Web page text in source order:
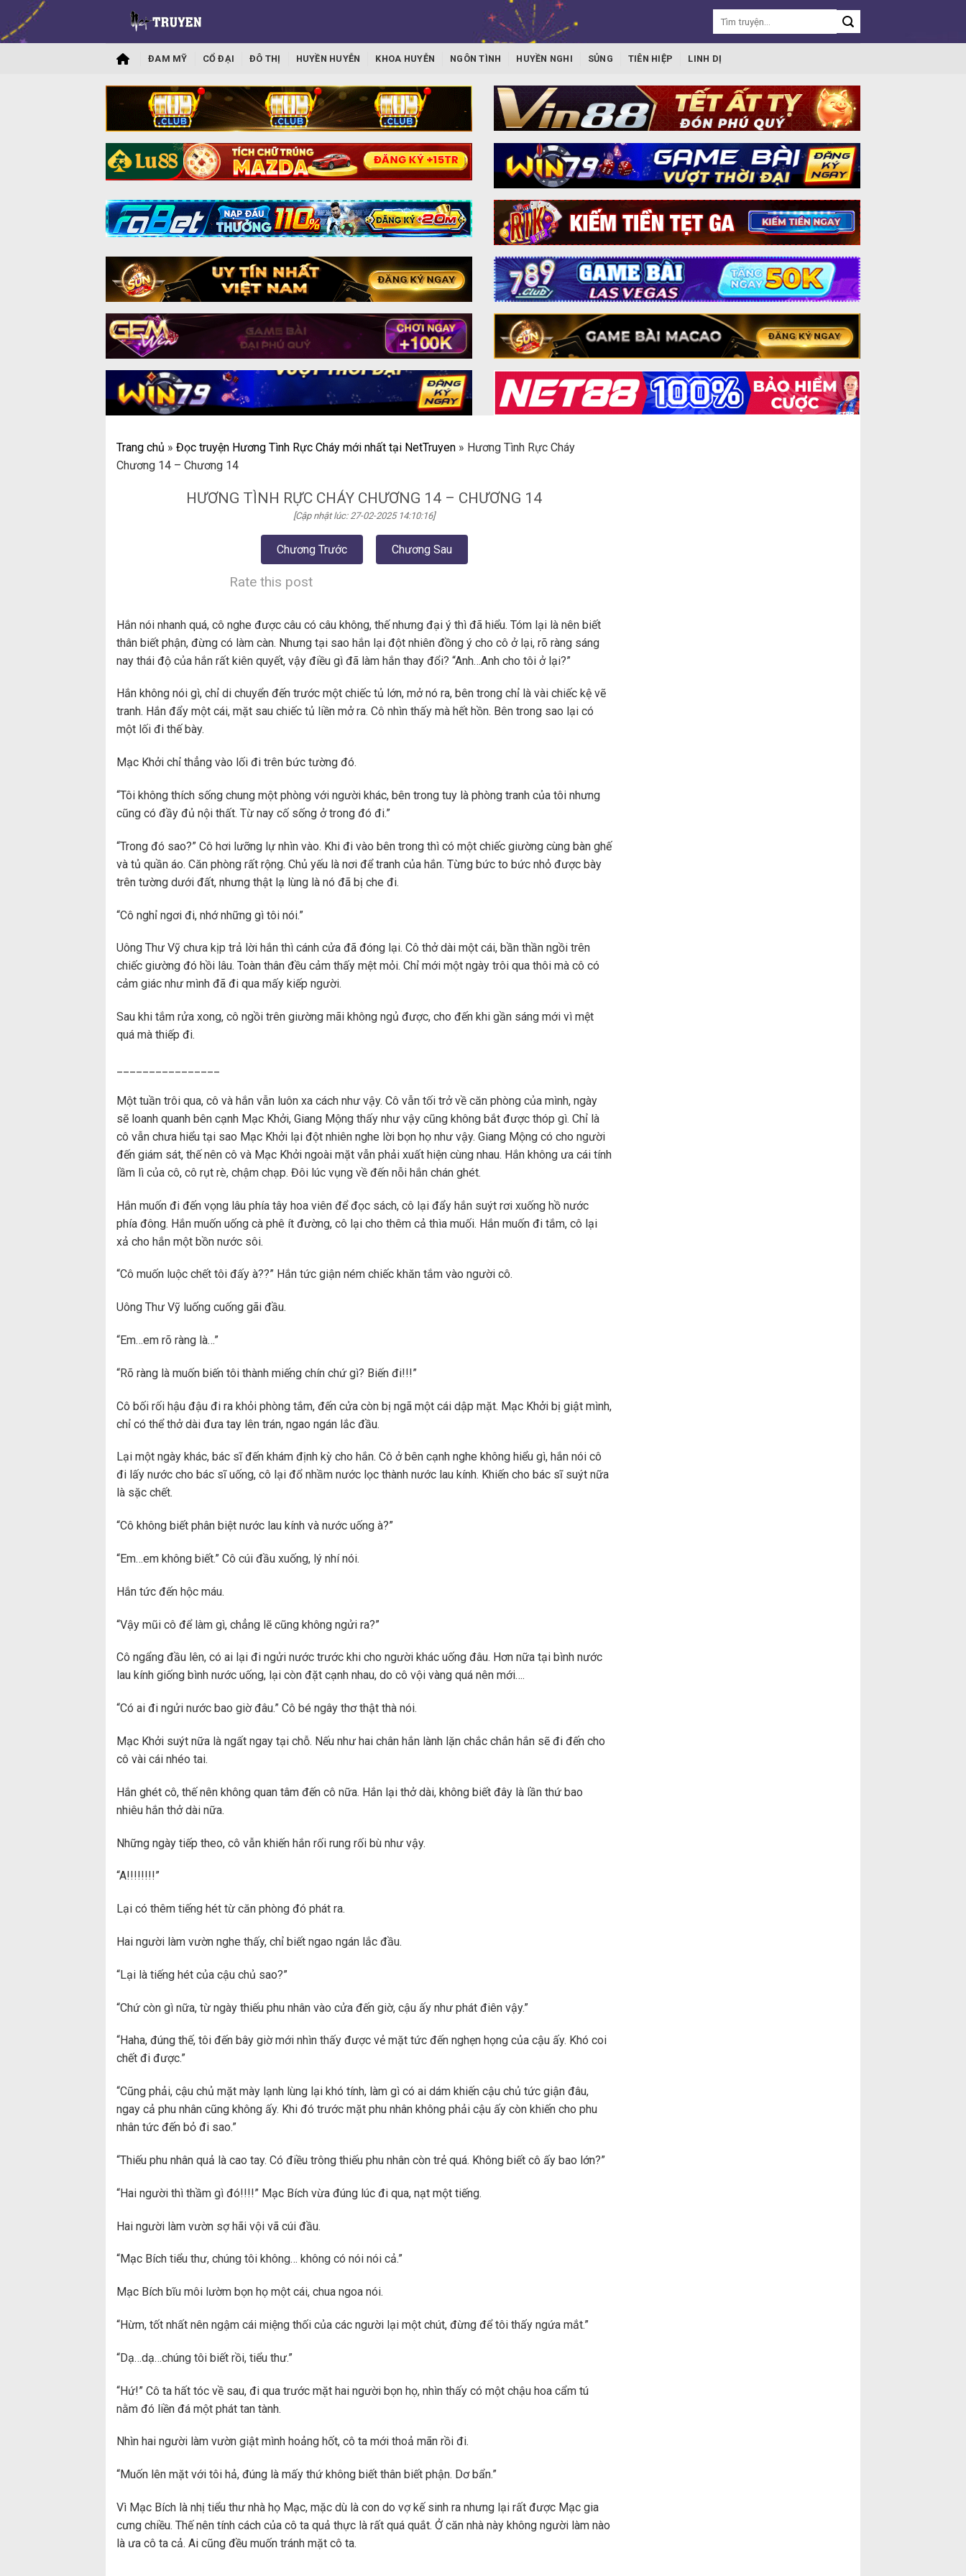
ĐAM MỸ CỔ ĐẠI ĐÔ THỊ HUYỀN HUYỄN KHOA HUYỄN NGÔN TÌNH HUYỀN NGHI SỦNG TIÊN HIỆP LINH DỊ
Trang chủ » Đọc truyện Hương Tình Rực Cháy mới nhất tại NetTruyen » Hương Tình Rực Cháy
Chương 14 – Chương 14
HƯƠNG TÌNH RỰC CHÁY CHƯƠNG 14 – CHƯƠNG 14
[Cập nhật lúc: 27-02-2025 14:10:16]
Chương Trước Chương Sau
Rate this post
Hắn nói nhanh quá, cô nghe được câu có câu không, thế nhưng đại ý thì đã hiểu. Tóm lại là nên biết
thân biết phận, đừng có làm càn. Nhưng tại sao hắn lại đột nhiên đồng ý cho cô ở lại, rõ ràng sáng
nay thái độ của hắn rất kiên quyết, vậy điều gì đã làm hắn thay đổi? “Anh…Anh cho tôi ở lại?”
Hắn không nói gì, chỉ di chuyển đến trước một chiếc tủ lớn, mở nó ra, bên trong chỉ là vài chiếc kệ vẽ
tranh. Hắn đẩy một cái, mặt sau chiếc tủ liền mở ra. Cô nhìn thấy mà hết hồn. Bên trong sao lại có
một lối đi thế bày.
Mạc Khởi chỉ thẳng vào lối đi trên bức tường đó.
“Tôi không thích sống chung một phòng với người khác, bên trong tuy là phòng tranh của tôi nhưng
cũng có đầy đủ nội thất. Từ nay cố sống ở trong đó đi.”
“Trong đó sao?” Cô hơi lưỡng lự nhìn vào. Khi đi vào bên trong thì có một chiếc giường cùng bàn ghế
và tủ quần áo. Căn phòng rất rộng. Chủ yếu là nơi để tranh của hắn. Từng bức to bức nhỏ được bày
trên tường dưới đất, nhưng thật lạ lùng là nó đã bị che đi.
“Cô nghỉ ngơi đi, nhớ những gì tôi nói.”
Uông Thư Vỹ chưa kịp trả lời hắn thì cánh cửa đã đóng lại. Cô thở dài một cái, bần thần ngồi trên
chiếc giường đó hồi lâu. Toàn thân đều cảm thấy mệt mỏi. Chỉ mới một ngày trôi qua thôi mà cô có
cảm giác như mình đã đi qua mấy kiếp người.
Sau khi tắm rửa xong, cô ngồi trên giường mãi không ngủ được, cho đến khi gần sáng mới vì mệt
quá mà thiếp đi.
Một tuần trôi qua, cô và hắn vẫn luôn xa cách như vậy. Cô vẫn tối trở về căn phòng của mình, ngày
sẽ loanh quanh bên cạnh Mạc Khởi, Giang Mộng thấy như vậy cũng không bắt được thóp gì. Chỉ là
cô vẫn chưa hiểu tại sao Mạc Khởi lại đột nhiên nghe lời bọn họ như vậy. Giang Mộng có cho người
đến giám sát, thế nên cô và Mạc Khởi ngoài mặt vẫn phải xuất hiện cùng nhau. Hắn không ưa cái tính
lầm lì của cô, cô rụt rè, chậm chạp. Đôi lúc vụng về đến nỗi hắn chán ghét.
Hắn muốn đi đến vọng lâu phía tây hoa viên để đọc sách, cô lại đẩy hắn suýt rơi xuống hồ nước
phía đông. Hắn muốn uống cà phê ít đường, cô lại cho thêm cả thìa muối. Hắn muốn đi tắm, cô lại
xả cho hắn một bồn nước sôi.
“Cô muốn luộc chết tôi đấy à??” Hắn tức giận ném chiếc khăn tắm vào người cô.
Uông Thư Vỹ luống cuống gãi đầu.
“Em…em rõ ràng là…”
“Rõ ràng là muốn biến tôi thành miếng chín chứ gì? Biến đi!!!”
Cô bối rối hậu đậu đi ra khỏi phòng tắm, đến cửa còn bị ngã một cái dập mặt. Mạc Khởi bị giật mình,
chỉ có thể thở dài đưa tay lên trán, ngao ngán lắc đầu.
Lại một ngày khác, bác sĩ đến khám định kỳ cho hắn. Cô ở bên cạnh nghe không hiểu gì, hắn nói cô
đi lấy nước cho bác sĩ uống, cô lại đổ nhầm nước lọc thành nước lau kính. Khiến cho bác sĩ suýt nữa
là sặc chết.
“Cô không biết phân biệt nước lau kính và nước uống à?”
“Em…em không biết.” Cô cúi đầu xuống, lý nhí nói.
Hắn tức đến hộc máu.
“Vậy mũi cô để làm gì, chẳng lẽ cũng không ngửi ra?”
Cô ngẩng đầu lên, có ai lại đi ngửi nước trước khi cho người khác uống đâu. Hơn nữa tại bình nước
lau kính giống bình nước uống, lại còn đặt cạnh nhau, do cô vội vàng quá nên mới….
“Có ai đi ngửi nước bao giờ đâu.” Cô bé ngây thơ thật thà nói.
Mạc Khởi suýt nữa là ngất ngay tại chỗ. Nếu như hai chân hắn lành lặn chắc chắn hắn sẽ đi đến cho
cô vài cái nhéo tai.
Hắn ghét cô, thế nên không quan tâm đến cô nữa. Hắn lại thở dài, không biết đây là lần thứ bao
nhiêu hắn thở dài nữa.
Những ngày tiếp theo, cô vẫn khiến hắn rối rung rối bù như vậy.
“A!!!!!!!!”
Lại có thêm tiếng hét từ căn phòng đó phát ra.
Hai người làm vườn nghe thấy, chỉ biết ngao ngán lắc đầu.
“Lại là tiếng hét của cậu chủ sao?”
“Chứ còn gì nữa, từ ngày thiếu phu nhân vào cửa đến giờ, cậu ấy như phát điên vậy.”
“Haha, đúng thế, tôi đến bây giờ mới nhìn thấy được vẻ mặt tức đến nghẹn họng của cậu ấy. Khó coi
chết đi được.”
“Cũng phải, cậu chủ mặt mày lạnh lùng lại khó tính, làm gì có ai dám khiến cậu chủ tức giận đâu,
ngay cả phu nhân cũng không ấy. Khi đó trước mặt phu nhân không phải cậu ấy còn khiến cho phu
nhân tức đến bỏ đi sao.”
“Thiếu phu nhân quả là cao tay. Có điều trông thiếu phu nhân còn trẻ quá. Không biết cô ấy bao lớn?”
“Hai người thì thầm gì đó!!!!” Mạc Bích vừa đúng lúc đi qua, nạt một tiếng.
Hai người làm vườn sợ hãi vội vã cúi đầu.
“Mạc Bích tiểu thư, chúng tôi không… không có nói nói cả.”
Mạc Bích bĩu môi lườm bọn họ một cái, chua ngoa nói.
“Hừm, tốt nhất nên ngậm cái miệng thối của các người lại một chút, đừng để tôi thấy ngứa mắt.”
“Dạ…dạ…chúng tôi biết rồi, tiểu thư.”
“Hứ!” Cô ta hất tóc về sau, đi qua trước mặt hai người bọn họ, nhìn thấy có một chậu hoa cẩm tú
nằm đó liền đá một phát tan tành.
Nhìn hai người làm vườn giật mình hoảng hốt, cô ta mới thoả mãn rồi đi.
“Muốn lên mặt với tôi hả, đúng là mấy thứ không biết thân biết phận. Dơ bẩn.”
Vì Mạc Bích là nhị tiểu thư nhà họ Mạc, mặc dù là con do vợ kế sinh ra nhưng lại rất được Mạc gia
cưng chiều. Thế nên tính cách của cô ta quả thực là rất quá quắt. Ở căn nhà này không người làm nào
là ưa cô ta cả. Ai cũng đều muốn tránh mặt cô ta.